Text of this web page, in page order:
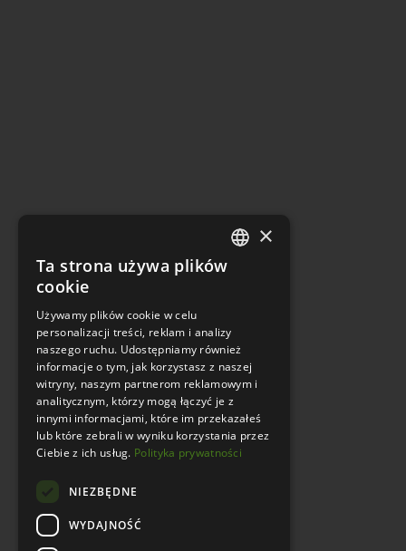
×
Ta strona używa plików
cookie
Używamy plików cookie w celu
personalizacji treści, reklam i analizy
naszego ruchu. Udostępniamy również
informacje o tym, jak korzystasz z naszej
witryny, naszym partnerom reklamowym i
analitycznym, którzy mogą łączyć je z
innymi informacjami, które im przekazałeś
lub które zebrali w wyniku korzystania przez
Ciebie z ich usług. Polityka prywatności
NIEZBĘDNE
WYDAJNOŚĆ